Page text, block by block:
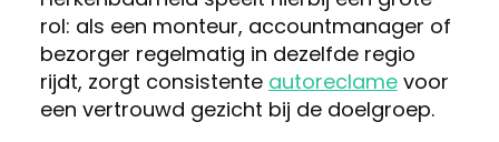
rol: als een monteur, accountmanager of
bezorger regelmatig in dezelfde regio
rijdt, zorgt consistente autoreclamevoor
een vertrouwd gezicht bij de doelgroep.